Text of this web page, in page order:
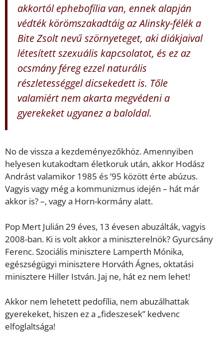
akkortól ephebofília van, ennek alapján
védték körömszakadtáig az Alinsky-félék a
Bite Zsolt nevű szörnyeteget, aki diákjaival
létesített szexuális kapcsolatot, és ez az
ocsmány féreg ezzel naturális
részletességgel dicsekedett is. Tőle
valamiért nem akarta megvédeni a
gyerekeket ugyanez a baloldal.
No de vissza a kezdeményezőkhöz. Amennyiben
helyesen kutakodtam életkoruk után, akkor Hodász
Andrást valamikor 1985 és ’95 között érte abúzus.
Vagyis vagy még a kommunizmus idején – hát már
akkor is? –, vagy a Horn-kormány alatt.
Pop Mert Julián 29 éves, 13 évesen abuzálták, vagyis
2008-ban. Ki is volt akkor a miniszterelnök? Gyurcsány
Ferenc. Szociális minisztere Lamperth Mónika,
egészségügyi minisztere Horváth Ágnes, oktatási
minisztere Hiller István. Jaj ne, hát ez nem lehet!
Akkor nem lehetett pedofília, nem abuzálhattak
gyerekeket, hiszen ez a „fideszesek” kedvenc
elfoglaltsága!